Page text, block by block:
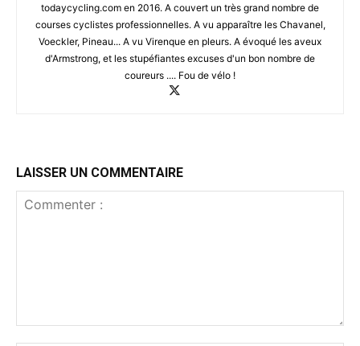
todaycycling.com en 2016. A couvert un très grand nombre de
courses cyclistes professionnelles. A vu apparaître les Chavanel,
Voeckler, Pineau... A vu Virenque en pleurs. A évoqué les aveux
d'Armstrong, et les stupéfiantes excuses d'un bon nombre de
coureurs .... Fou de vélo !
LAISSER UN COMMENTAIRE